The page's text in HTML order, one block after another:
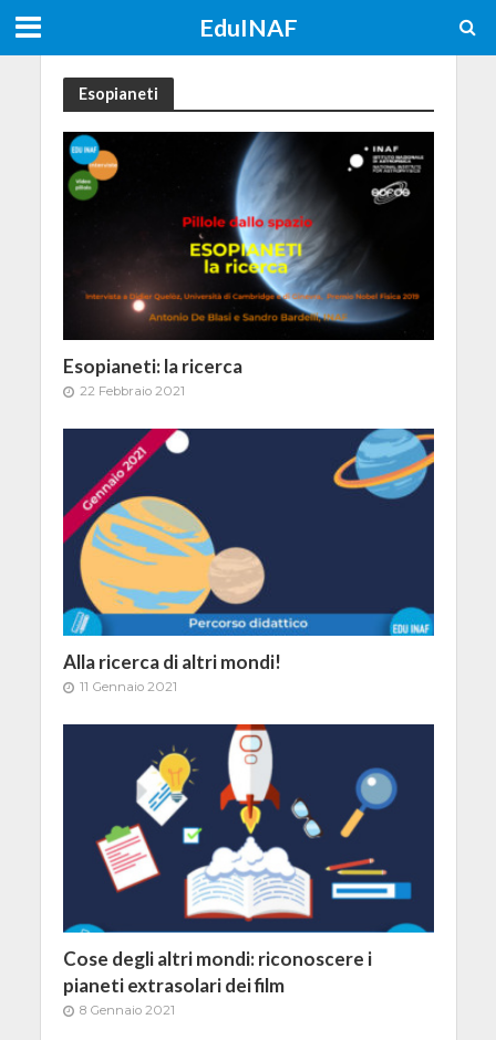
EduINAF
Esopianeti
Esopianeti: la ricerca
22 Febbraio 2021
Alla ricerca di altri mondi!
11 Gennaio 2021
Cose degli altri mondi: riconoscere i
pianeti extrasolari dei film
8 Gennaio 2021